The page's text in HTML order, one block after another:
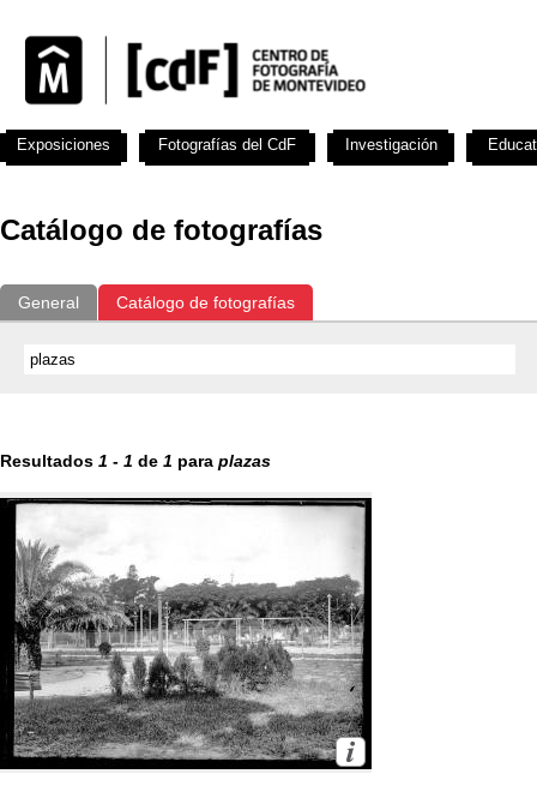
Catálogo de fotografías
General Catálogo de fotografías
Resultados 1 - 1 de 1 para plazas
Exposiciones Fotografías del CdF Investigación